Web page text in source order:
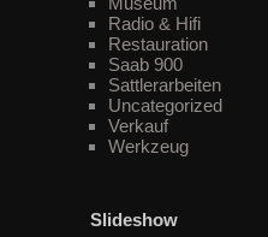
Radio & Hifi
Restauration
Saab 900
Sattlerarbeiten
Uncategorized
Verkauf
Werkzeug
Slideshow